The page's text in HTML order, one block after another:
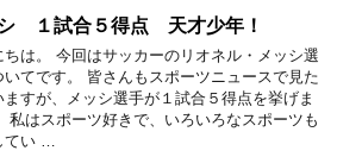
１試合５得点 天才少年！
ちは。 今回はサッカーのリオネル・メッシ選
いてです。 皆さんもスポーツニュースで見た
ますが、メッシ選手が１試合５得点を挙げま
私はスポーツ好きで、いろいろなスポーツも
てい …